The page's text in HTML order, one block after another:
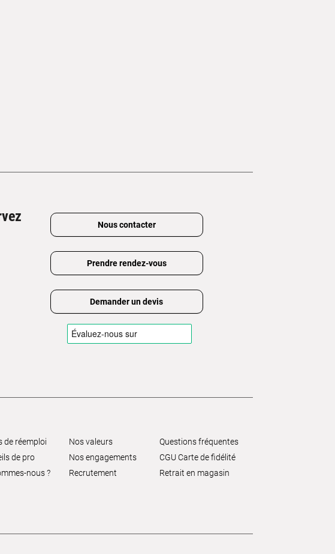
Nous contacter
Prendre rendez-vous
Demander un devis
de réemploi
de pro
nous ?
Nos valeurs
Nos engagements
Recrutement
Questions fréquentes
CGU Carte de fidélité
Retrait en magasin